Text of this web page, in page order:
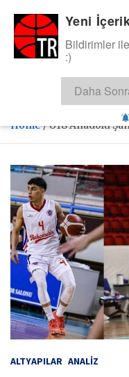
content
Sol dip çizgiden bir
Home U18 Anadolu
ALTYAPILAR ANALIZ
Yeni
Bildirimler
:)
Daha